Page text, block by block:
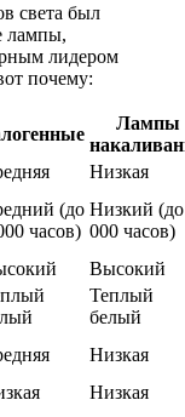
света был
лампы,
лидером
почему:
Лампы
Низкая
(до
часов)
Низкий
000 часов)
Высокий
Теплый
белый
Низкая
Низкая